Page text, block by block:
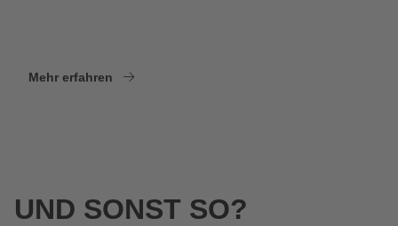
Mehr erfahren
UND SONST SO?